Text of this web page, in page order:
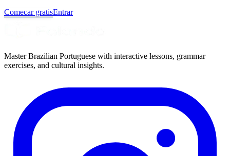
Comecar gratisEntrar
Master Brazilian Portuguese with interactive lessons, grammar
exercises, and cultural insights.